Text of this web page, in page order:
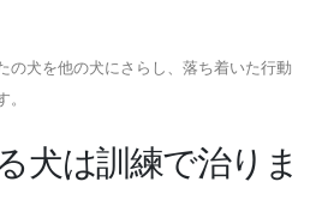
の犬を他の犬にさらし、落ち着いた行動
犬は訓練で治りま